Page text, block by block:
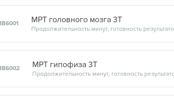
МРТ головного мозга 3Т
Продолжительность минут, готовность
МРТ гипофиза 3Т
Продолжительность минут, готовность